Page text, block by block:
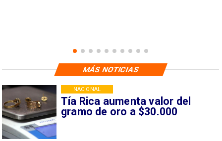
Tía Rica aumenta valor del
gramo de oro a $30.000
NACIONAL
MÁS NOTICIAS